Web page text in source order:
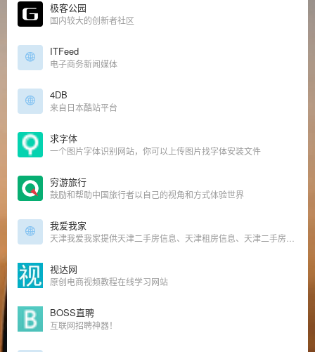
极客公园
国内较大的创新者社区
ITFeed
电子商务新闻媒体
4DB
来自日本酷站平台
求字体
一个图片字体识别网站，你可以上传图片找字体安装文件
穷游旅行
鼓励和帮助中国旅行者以自己的视角和方式体验世界
我爱我家
视达网
原创电商视频教程在线学习网站
BOSS直聘
互联网招聘神器！